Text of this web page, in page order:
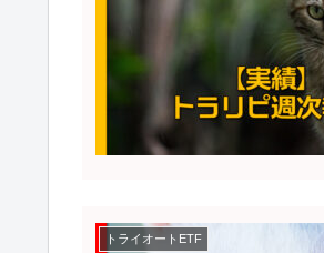
トライオートETF